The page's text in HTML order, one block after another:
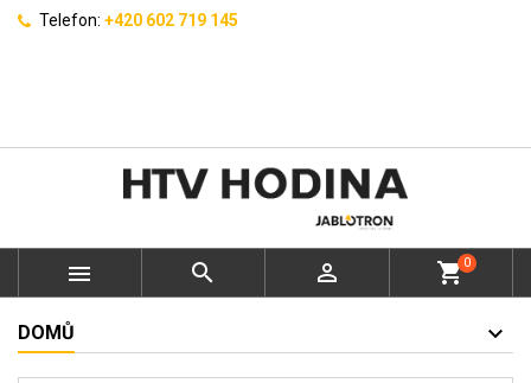
Telefon: +420 602 719 145
   shopping_cart0
DOMŮ